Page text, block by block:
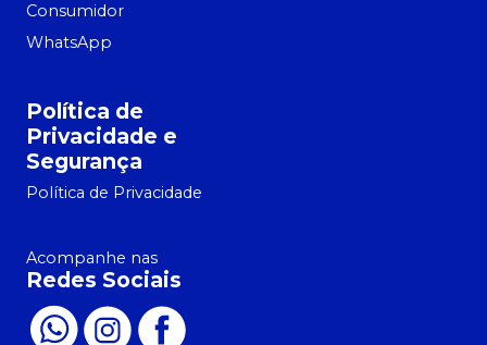
Consumidor
WhatsApp
Política de
Privacidade e
Segurança
Política de Privacidade
Acompanhe nas
Redes Sociais